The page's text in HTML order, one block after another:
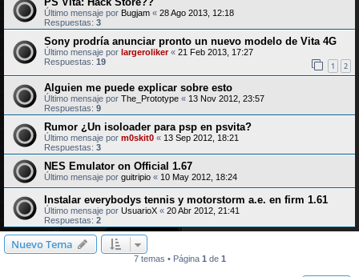
Último mensaje por Bugjam « 28 Ago 2013, 12:18
Respuestas: 3
Sony prodría anunciar pronto un nuevo modelo de Vita 4G
Último mensaje por largeroliker« 21 Feb 2013, 17:27
Respuestas: 19 1 2
Alguien me puede explicar sobre esto
Último mensaje por The_Prototype « 13 Nov 2012, 23:57
Respuestas: 9
Rumor ¿Un isoloader para psp en psvita?
Último mensaje por m0skit0 « 13 Sep 2012, 18:21
Respuestas: 3
NES Emulator on Official 1.67
Último mensaje por guitripio « 10 May 2012, 18:24
Instalar everybodys tennis y motorstorm a.e. en firm 1.61
Último mensaje por UsuarioX « 20 Abr 2012, 21:41
Respuestas: 2
Nuevo Tema
7 temas • Página 1 de 1